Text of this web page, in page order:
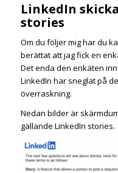
LinkedIn
stories
Om du följer mig har du
berättat att jag fick en
Det enda den enkäten
LinkedIn har sneglat på
överraskning.
Nedan bilder är
gällande LinkedIn stories.